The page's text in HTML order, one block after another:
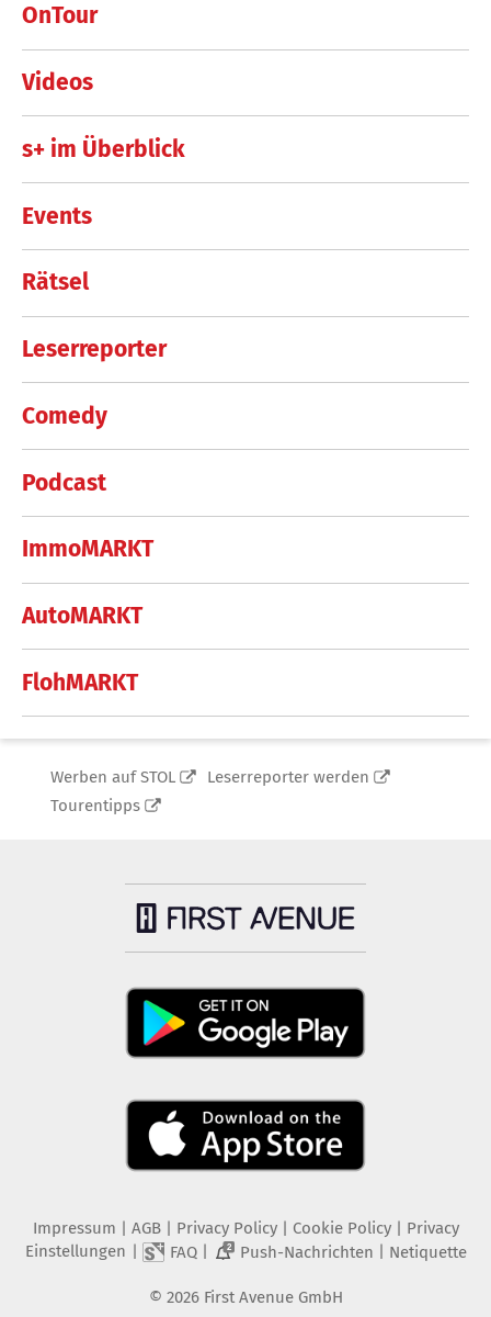
OnTour
Videos
s+ im Überblick
Events
Rätsel
Leserreporter
Comedy
Podcast
ImmoMARKT
AutoMARKT
FlohMARKT
Werben auf STOL
Leserreporter werden
Tourentipps
Impressum | AGB | Privacy Policy| Cookie Policy| Privacy
Einstellungen | FAQ| 2 Push-Nachrichten | Netiquette
© 2026 First Avenue GmbH